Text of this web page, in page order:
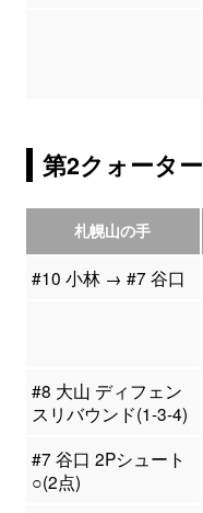
第2クォーター
札幌山の手
#10 小林 → #7 谷口
#8 大山 ディフェン
スリバウンド(1-3-4)
#7 谷口 2Pシュート
○(2点)